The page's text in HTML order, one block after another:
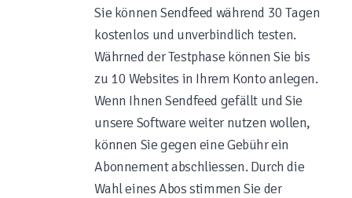
Sie können Sendfeed während 30 Tagen
kostenlos und unverbindlich testen.
Währned der Testphase können Sie bis
zu 10 Websites in Ihrem Konto anlegen.
Wenn Ihnen Sendfeed gefällt und Sie
unsere Software weiter nutzen wollen,
können Sie gegen eine Gebühr ein
Abonnement abschliessen. Durch die
Wahl eines Abos stimmen Sie der